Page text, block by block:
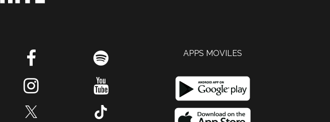
APPS MOVILES